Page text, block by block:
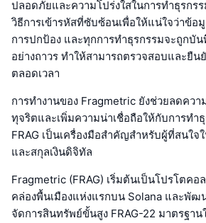
ปลอดภัยและความโปร่งใสในการทำธุรกร
วิธีการเข้ารหัสที่ซับซ้อนเพื่อให้แน่ใจว่าข้อ
การปกป้อง และทุกการทำธุรกรรมจะถูกบั
อย่างถาวร ทำให้สามารถตรวจสอบและยืน
ตลอดเวลา
การทำงานของ Fragmetric ยังช่วยลดควา
ทุจริตและเพิ่มความน่าเชื่อถือให้กับการทำ
FRAG เป็นเครื่องมือสำคัญสำหรับผู้ที่สนใจ
และสกุลเงินดิจิทัล
Fragmetric (FRAG) เริ่มต้นเป็นโปรโตคอ
คล่องพื้นเมืองแห่งแรกบน Solana และพัฒ
จัดการสินทรัพย์ขั้นสูง FRAG-22 มาตรฐา